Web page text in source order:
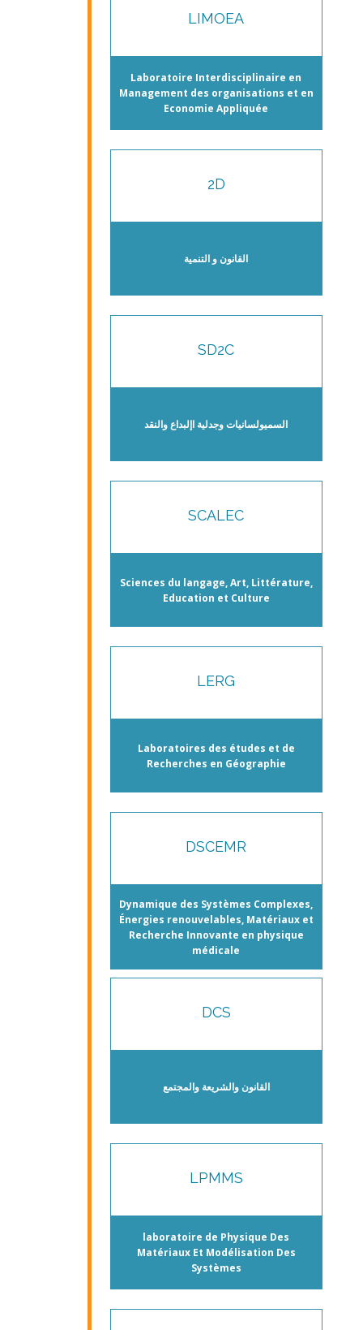
LIMOEA
Laboratoire Interdisciplinaire en
Management des organisations et en
Economie Appliquée
2D
القانون و التنمية
SD2C
السميولسانيات وجدلية اإلبداع والنقد
SCALEC
Sciences du langage, Art, Littérature,
Education et Culture
LERG
Laboratoires des études et de
Recherches en Géographie
DSCEMR
Dynamique des Systèmes Complexes,
Énergies renouvelables, Matériaux et
Recherche Innovante en physique
médicale
DCS
القانون والشريعة والمجتمع
LPMMS
laboratoire de Physique Des
Matériaux Et Modélisation Des
Systèmes